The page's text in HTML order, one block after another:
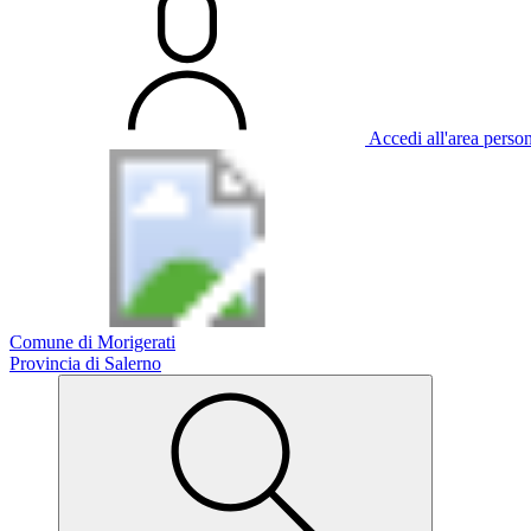
Accedi all'area
Comune di Morigerati
Provincia di Salerno